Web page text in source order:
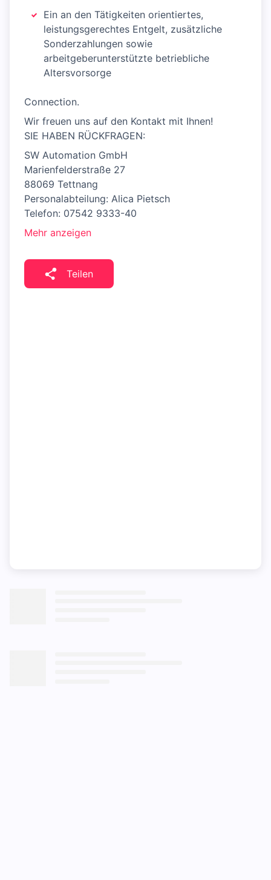
Ein an den Tätigkeiten orientiertes,
leistungsgerechtes Entgelt, zusätzliche
Sonderzahlungen sowie
arbeitgeberunterstützte betriebliche
Altersvorsorge
Connection.
Wir freuen uns auf den Kontakt mit Ihnen!
SIE HABEN RÜCKFRAGEN:
SW Automation GmbH
Marienfelderstraße 27
88069 Tettnang
Personalabteilung: Alica Pietsch
Telefon: 07542 9333-40
Mehr anzeigen
Teilen